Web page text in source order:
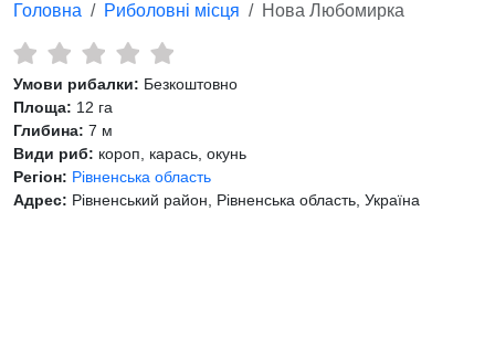
Головна Риболовні місця Нова Любомирка
Умови рибалки: Безкоштовно
Площа: 12 га
Глибина: 7 м
Види риб: короп, карась, окунь
Регіон: Рівненська область
Адрес: Рівненський район, Рівненська область, Україна